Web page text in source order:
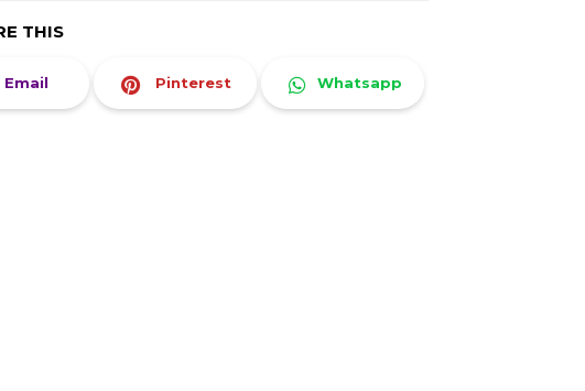
THIS
Email Pinterest Whatsapp